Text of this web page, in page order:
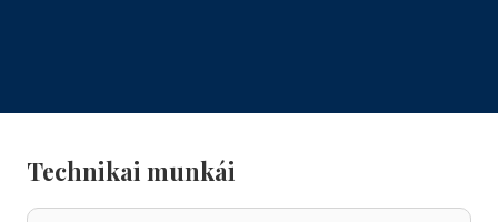
Technikai munkái